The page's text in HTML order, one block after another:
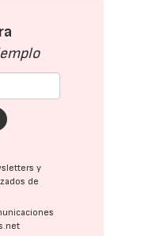
y
de